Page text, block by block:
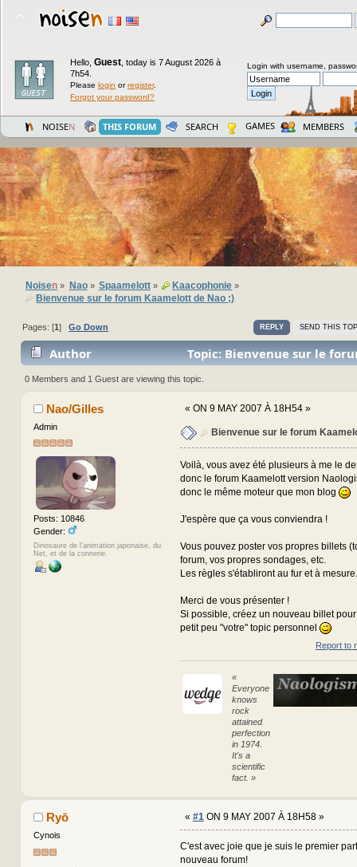
Hello, Guest today is 7 August 2026 à
7h54.
Please login orregister.
Forgot your password?
Login with username,
NOISEN THIS FORUM SEARCH GAMES MEMBERS
Noisen » Nao» Spaamelott» Kaacophonie »
Bienvenue sur le forum Kaamelott de Nao ;)
REPLY SEND THIS
Pages: [1]Go Down
Author
Topic: Bienvenue sur le
de Nao ;) (Read 70408 times)
0 Members and 1 Guest are viewing this topic.
Nao/Gilles
Admin
Posts: 10846
Gender:
Dinosaure de l'animation japonaise, du
Net, et de la connerie.
« ON 9 MAY 2007 À 18H54 »
Bienvenue sur le forum
Voilà, vous avez été plusieurs à me le
donc le forum Kaamelott version
donc le même moteur que mon blog
J'espère que ça vous conviendra !
Vous pouvez poster vos propres billets
forum, vos propres sondages, etc.
Les règles s'établiront au fur et à mesure.
Merci de vous présenter !
Si possible, créez un nouveau billet
petit peu "votre" topic personnel
Report to
«
Everyone
knows
rock
attained
perfection
in 1974.
It's a
scientific
fact. »
Ryō
Cynois
« #1ON 9 MAY 2007 À 18H58 »
C'est avec joie que je suis le premier
nouveau forum!